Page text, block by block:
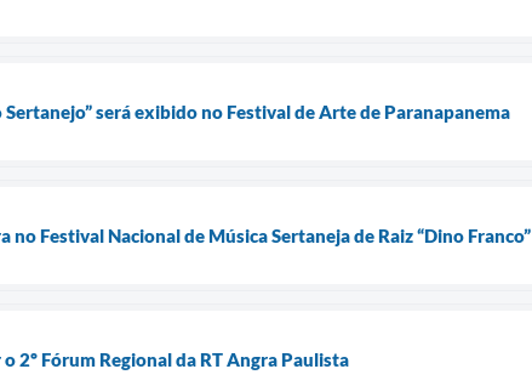
será exibido no Festival de Arte de Paranapanema
Festival Nacional de Música Sertaneja de Raiz “Dino Franco”
2º Fórum Regional da RT Angra Paulista